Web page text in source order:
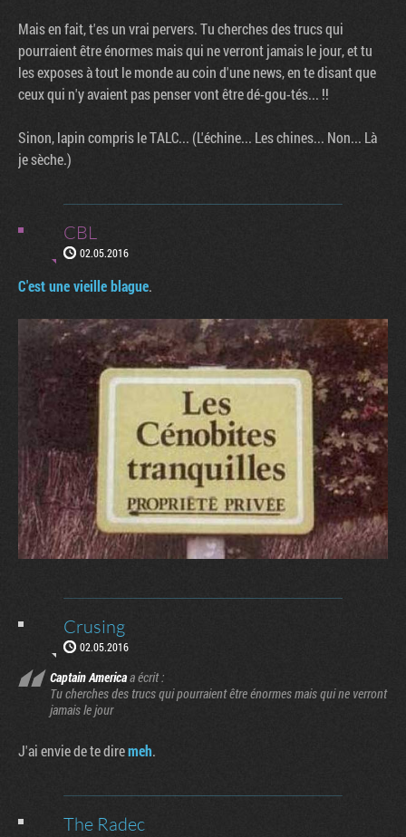
Mais en fait, t'es un vrai pervers. Tu cherches des trucs qui
pourraient être énormes mais qui ne verront jamais le jour, et tu
les exposes à tout le monde au coin d'une news, en te disant que
ceux qui n'y avaient pas penser vont être dé-gou-tés... !!
Sinon, lapin compris le TALC... (L'échine... Les chines... Non... Là
je sèche.)
CBL
02.05.2016
C'est une vieille blague.
Crusing
02.05.2016
Captain Americaa écrit :
Tu cherches des trucs qui pourraient être énormes mais qui ne verront
jamais le jour
J'ai envie de te diremeh.
The Radec